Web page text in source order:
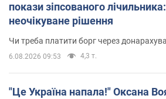
покази зіпсованого
неочікуване рішення
Чи треба платити борг через
6.08.2026 09:53 4,3 т.
"Це Україна напала!" Оксана